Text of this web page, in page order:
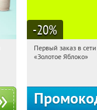
-20%
09:44:54
Первый заказ в
«Золотое Яблоко»